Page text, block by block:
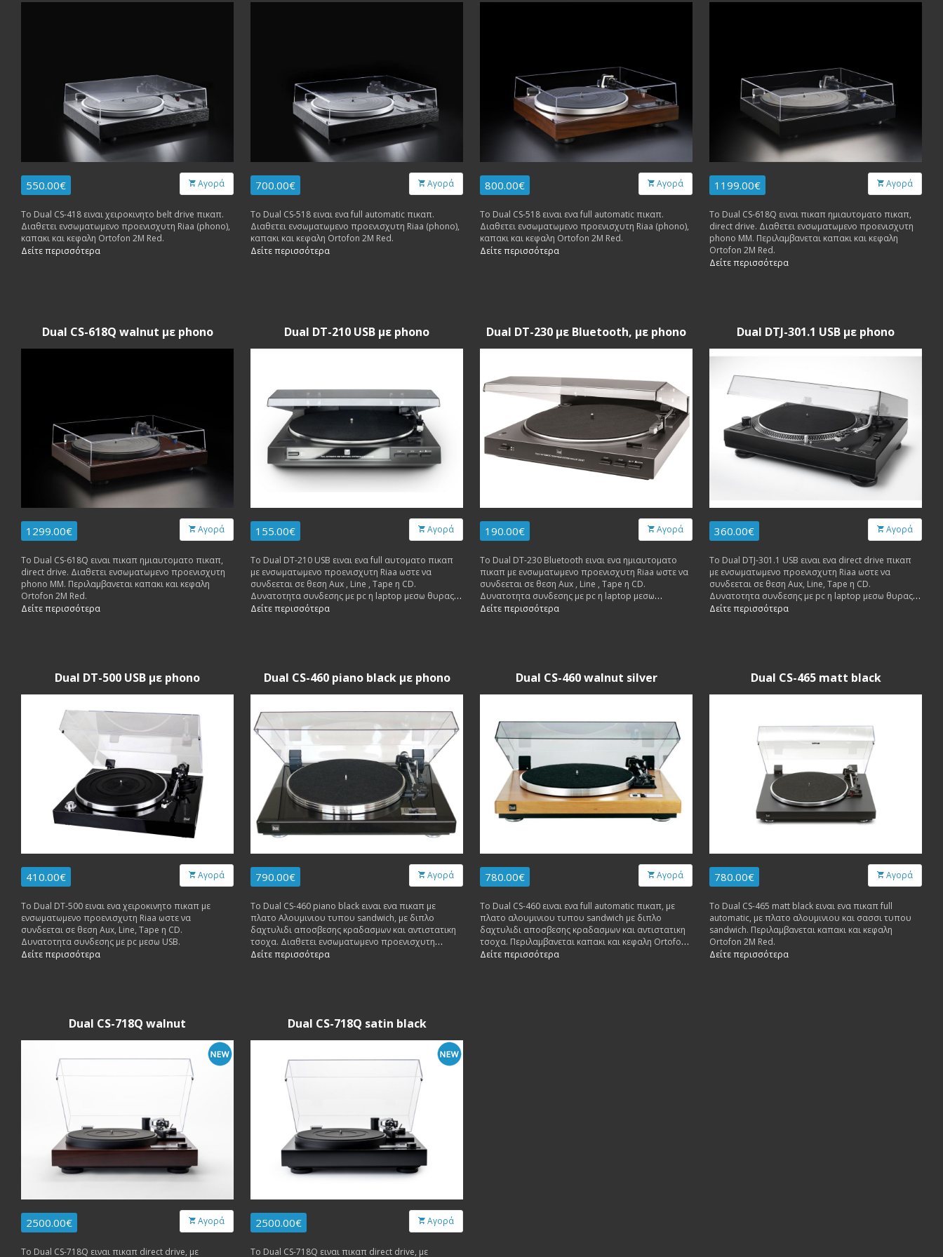
550.00€ Αγορά
Το Dual CS-418 ειναι χειροκινητο belt drive πικαπ.
Διαθετει ενσωματωμενο προενισχυτη Riaa (phono),
καπακι και κεφαλη Ortofon 2M Red.
Δείτε περισσότερα
700.00€ Αγορά
Το Dual CS-518 ειναι ενα full automatic πικαπ.
Διαθετει ενσωματωμενο προενισχυτη Riaa (phono),
καπακι και κεφαλη Ortofon 2M Red.
Δείτε περισσότερα
800.00€ Αγορά
Το Dual CS-518 ειναι ενα full automatic πικαπ.
Διαθετει ενσωματωμενο προενισχυτη Riaa (phono),
καπακι και κεφαλη Ortofon 2M Red.
Δείτε περισσότερα
1199.00€ Αγορά
Το Dual CS-618Q ειναι πικαπ ημιαυτοματο πικαπ,
direct drive. Διαθετει ενσωματωμενο προενισχυτη
phono MM. Περιλαμβανεται καπακι και κεφαλη
Ortofon 2M Red.
Δείτε περισσότερα
Dual CS-618Q walnut με phono
1299.00€ Αγορά
Το Dual CS-618Q ειναι πικαπ ημιαυτοματο πικαπ,
direct drive. Διαθετει ενσωματωμενο προενισχυτη
phono MM. Περιλαμβανεται καπακι και κεφαλη
Ortofon 2M Red.
Δείτε περισσότερα
Dual DT-210 USB με phono
155.00€ Αγορά
Το Dual DT-210 USB ειναι ενα full αυτοματο πικαπ
με ενσωματωμενο προενισχυτη Riaa ωστε να
συνδεεται σε θεση Aux , Line , Tape η CD.
Δυνατοτητα συνδεσης με pc η laptop μεσω θυρας
USB.
Δείτε περισσότερα
Dual DT-230 με Bluetooth, με phono
190.00€ Αγορά
Το Dual DT-230 Bluetooth ειναι ενα ημιαυτοματο
πικαπ με ενσωματωμενο προενισχυτη Riaa ωστε να
συνδεεται σε θεση Aux , Line , Tape η CD.
Δυνατοτητα συνδεσης με pc η laptop μεσω
Bluetooth.
Δείτε περισσότερα
Dual DTJ-301.1 USB με phono
360.00€ Αγορά
Το Dual DTJ-301.1 USB ειναι ενα direct drive πικαπ
με ενσωματωμενο προενισχυτη Riaa ωστε να
συνδεεται σε θεση Aux, Line, Tape η CD.
Δυνατοτητα συνδεσης με pc η laptop μεσω θυρας
USB.
Δείτε περισσότερα
Dual DT-500 USB με phono
410.00€ Αγορά
Το Dual DT-500 ειναι ενα χειροκινητο πικαπ με
ενσωματωμενο προενισχυτη Riaa ωστε να
συνδεεται σε θεση Aux, Line, Tape η CD.
Δυνατοτητα συνδεσης με pc μεσω USB.
Δείτε περισσότερα
Dual CS-460 piano black με phono
790.00€ Αγορά
Το Dual CS-460 piano black ειναι ενα πικαπ με
πλατο Αλουμινιου τυπου sandwich, με διπλο
δαχτυλιδι αποσβεσης κραδασμων και αντιστατικη
τσοχα. Διαθετει ενσωματωμενο προενισχυτη
phono.
Δείτε περισσότερα
Dual CS-460 walnut silver
780.00€ Αγορά
Το Dual CS-460 ειναι ενα full automatic πικαπ, με
πλατο αλουμινιου τυπου sandwich με διπλο
δαχτυλιδι αποσβεσης κραδασμων και αντιστατικη
τσοχα. Περιλαμβανεται καπακι και κεφαλη Ortofon
OM 10.
Δείτε περισσότερα
Dual CS-465 matt black
780.00€ Αγορά
Το Dual CS-465 matt black ειναι ενα πικαπ full
automatic, με πλατο αλουμινιου και σασσι τυπου
sandwich. Περιλαμβανεται καπακι και κεφαλη
Οrtofon 2M Red.
Δείτε περισσότερα
Dual CS-718Q walnut
2500.00€ Αγορά
Το Dual CS-718Q ειναι πικαπ direct drive, με
Dual CS-718Q satin black
2500.00€ Αγορά
Το Dual CS-718Q ειναι πικαπ direct drive, με